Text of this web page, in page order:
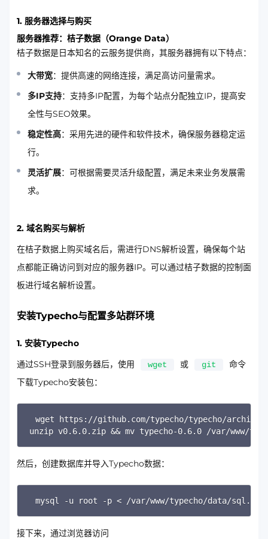
1. 服务器选择与购买
服务器推荐：桔子数据（Orange Data）
桔子数据是日本知名的云服务提供商，其服务器拥有以下特点：
大带宽：提供高速的网络连接，满足高访问量需求。
多IP支持：支持多IP配置，为每个站点分配独立IP，提高安
全性与SEO效果。
稳定性高：采用先进的硬件和软件技术，确保服务器稳定运
行。
灵活扩展：可根据需要灵活升级配置，满足未来业务发展需
求。
2. 域名购买与解析
在桔子数据上购买域名后，需进行DNS解析设置，确保每个站
点都能正确访问到对应的服务器IP。可以通过桔子数据的控制面
板进行域名解析设置。
安装Typecho与配置多站群环境
1. 安装Typecho
通过SSH登录到服务器后，使用
wget 或 git
命令
下载Typecho安装包：
wget https://github.com/typecho/typecho/
unzip v0.6.0.zip && mv typecho-0.6.0 /var/www/
Copy
然后，创建数据库并导入Typecho数据：
mysql -u root -p < /var/www/typecho/data/sql.sql
Copy
接下来，通过浏览器访问